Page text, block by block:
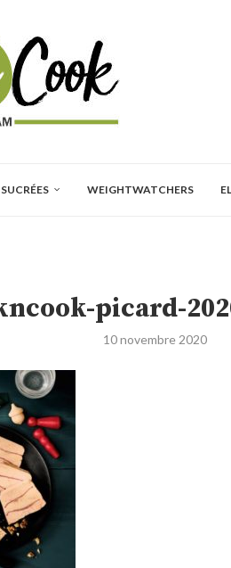
WEIGHTWATCHERS
picard-
10 novembre 2020